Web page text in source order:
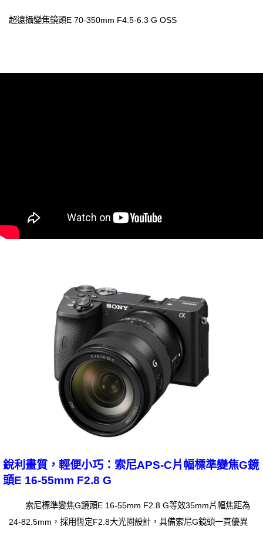
超遠攝變焦鏡頭E 70-350mm F4.5-6.3 G OSS
銳利畫質，輕便小巧：索尼APS-C片幅標準變焦G鏡
頭E 16-55mm F2.8 G
索尼標準變焦G鏡頭E 16-55mm F2.8 G等效35mm片幅焦距為
24-82.5mm，採用恆定F2.8大光圈設計，具備索尼G鏡頭一貫優異